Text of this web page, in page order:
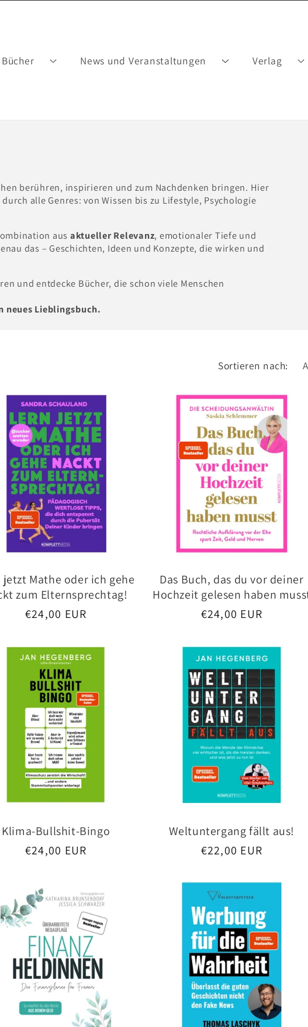
Bücher News und Veranstaltungen Verlag
berühren, inspirieren und zum Nachdenken bringen. Hier
alle Genres: von Wissen bis zu Lifestyle, Psychologie
aus aktueller Relevanz, emotionaler Tiefe und
das – Geschichten, Ideen und Konzepte, die wirken und
und entdecke Bücher, die schon viele Menschen
neues Lieblingsbuch.
Sortieren nach:
jetzt Mathe oder ich gehe
zum Elternsprechtag!
Normaler
€24,00 EUR
Das Buch, das du vor deiner
Hochzeit gelesen haben
Normaler
€24,00 EUR
Klima-Bullshit-Bingo
Normaler
€24,00 EUR
Weltuntergang fällt aus!
Normaler
€22,00 EUR